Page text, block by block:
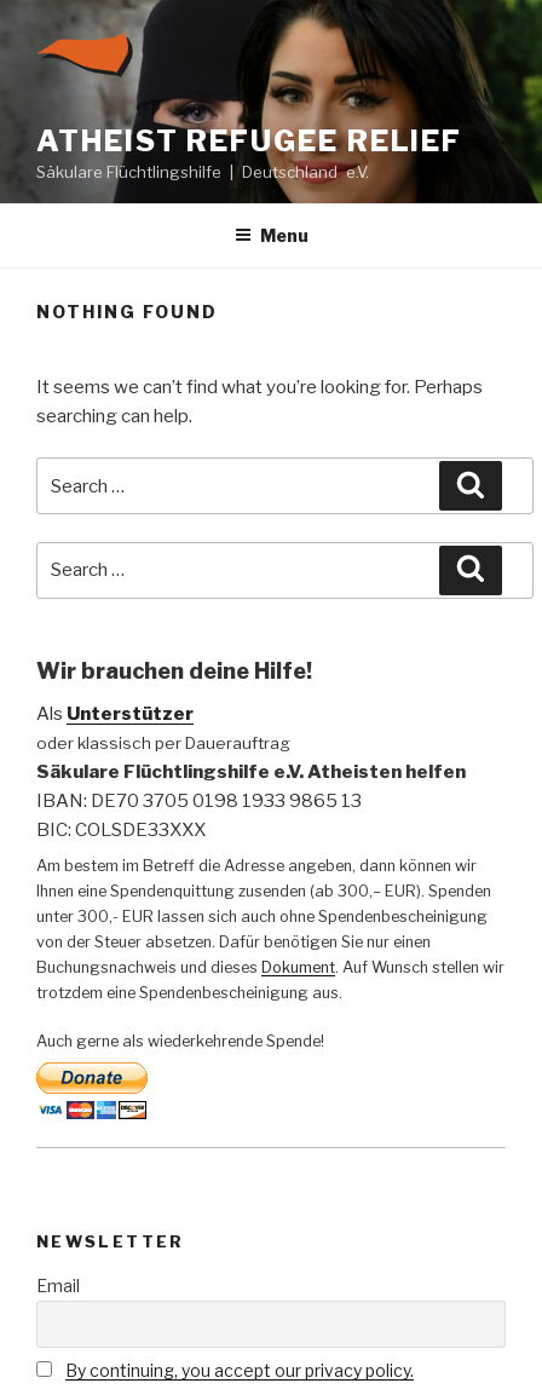
ATHEIST REFUGEE RELIEF
Säkulare Flüchtlingshilfe | Deutschland e.V.
Menu
NOTHING FOUND
It seems we can’t find what you’re looking for. Perhaps
searching can help.
for:
Wir brauchen deine Hilfe!
Als Unterstützer
oder klassisch per Dauerauftrag
Säkulare Flüchtlingshilfe e.V. Atheisten helfen
IBAN: DE70 3705 0198 1933 9865 13
BIC: COLSDE33XXX
Am bestem im Betreff die Adresse angeben, dann können wir
Ihnen eine Spendenquittung zusenden (ab 300,– EUR). Spenden
unter 300,- EUR lassen sich auch ohne Spendenbescheinigung
von der Steuer absetzen. Dafür benötigen Sie nur einen
Buchungsnachweis und dieses Dokument. Auf Wunsch stellen wir
trotzdem eine Spendenbescheinigung aus.
Auch gerne als wiederkehrende Spende!
NEWSLETTER
Email
By continuing, you accept our privacy policy.